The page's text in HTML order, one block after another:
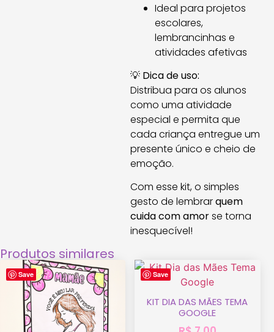
Ideal para projetos
escolares,
lembrancinhas e
atividades afetivas
💡 Dica de uso:
Distribua para os alunos
como uma atividade
especial e permita que
cada criança entregue um
presente único e cheio de
emoção.
Com esse kit, o simples
gesto de lembrarquem
cuida com amorse torna
inesquecível!
Produtos similares
Save Save
KIT DIA DAS MÃES TEMA
GOOGLE